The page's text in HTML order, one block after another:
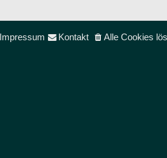
Alle Cookies
Impressum Kontakt